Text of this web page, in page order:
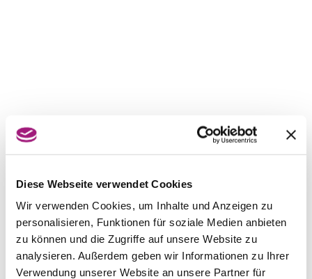
Diese Webseite verwendet Cookies
Wir verwenden Cookies, um Inhalte und Anzeigen zu
personalisieren, Funktionen für soziale Medien anbieten
zu können und die Zugriffe auf unsere Website zu
analysieren. Außerdem geben wir Informationen zu Ihrer
Verwendung unserer Website an unsere Partner für